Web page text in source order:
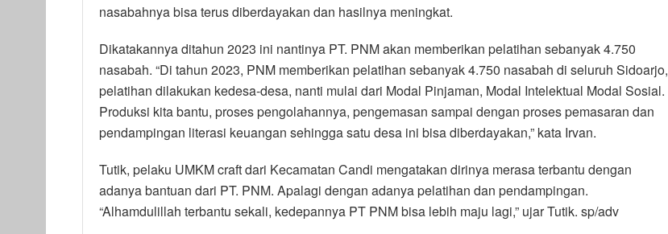
nasabahnya bisa terus diberdayakan dan hasilnya meningkat.
Dikatakannya ditahun 2023 ini nantinya PT. PNM akan memberikan pelatihan sebanyak 4.750
nasabah. “Di tahun 2023, PNM memberikan pelatihan sebanyak 4.750 nasabah di seluruh Sidoarjo,
pelatihan dilakukan kedesa-desa, nanti mulai dari Modal Pinjaman, Modal Intelektual Modal Sosial.
Produksi kita bantu, proses pengolahannya, pengemasan sampai dengan proses pemasaran dan
pendampingan literasi keuangan sehingga satu desa ini bisa diberdayakan,” kata Irvan.
Tutik, pelaku UMKM craft dari Kecamatan Candi mengatakan dirinya merasa terbantu dengan
adanya bantuan dari PT. PNM. Apalagi dengan adanya pelatihan dan pendampingan.
“Alhamdulillah terbantu sekali, kedepannya PT PNM bisa lebih maju lagi,” ujar Tutik. sp/adv